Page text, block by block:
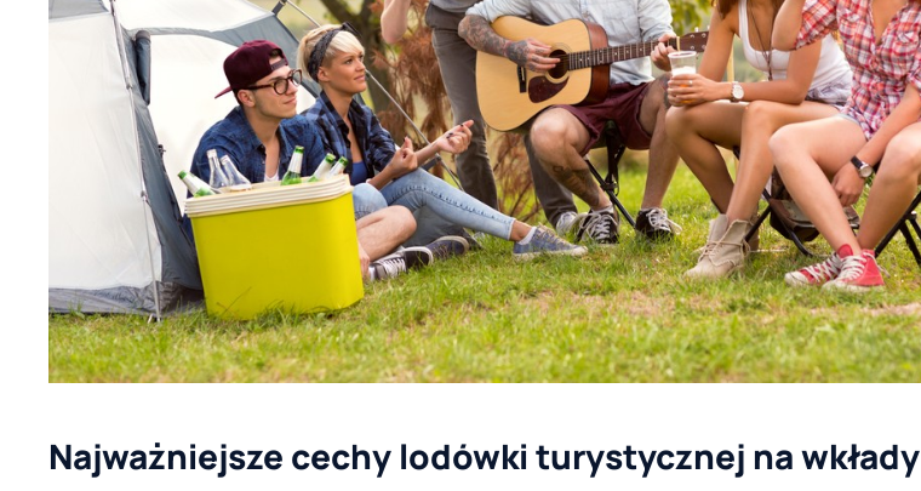
Najważniejsze cechy lodówki turystycznej na wkłady